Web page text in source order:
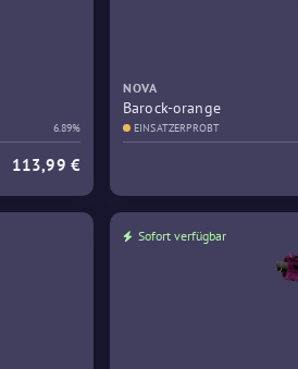
6.89%
113,99 €
NOVA
Barock-orange
EINSATZERPROBT
Sofort verfügbar